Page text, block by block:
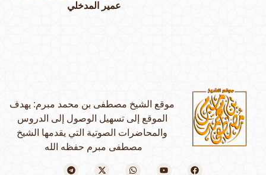
موقع الشيخ مصطفى بن محمد مبرم: يهدف
الموقع إلى تسهيل الوصول إلى الدروس
والمحاضرات الصوتية التي يقدمها الشيخ
مصطفى مبرم حفظه الله
عمير المدخلي